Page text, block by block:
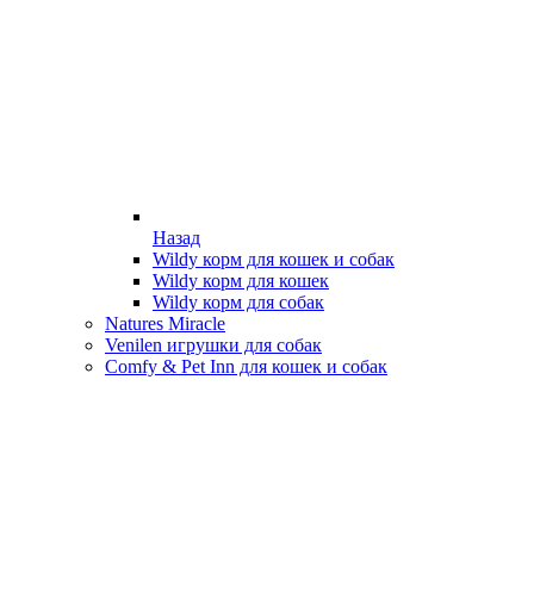
Назад
Wildy корм для кошек и собак
Wildy корм для кошек
Wildy корм для собак
Natures Miracle
Venilen игрушки для собак
Comfy & Pet Inn для кошек и собак